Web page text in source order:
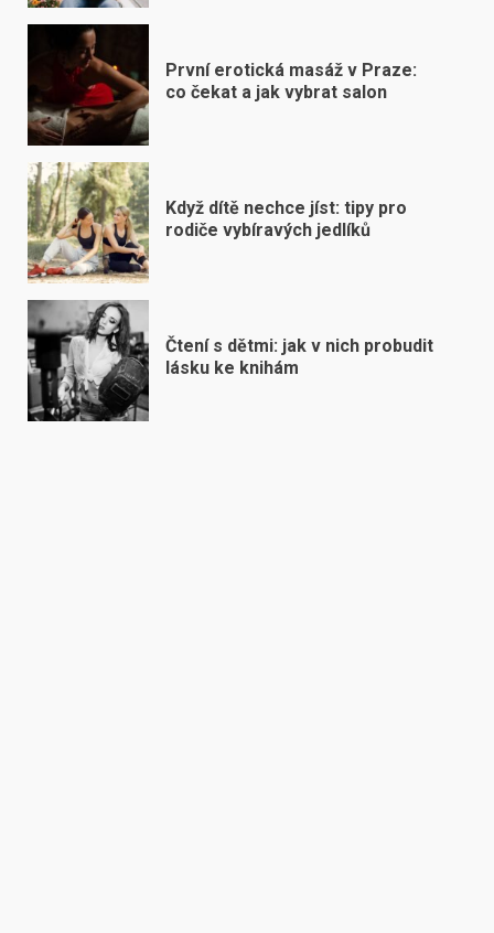
První erotická masáž v Praze:
co čekat a jak vybrat salon
Když dítě nechce jíst: tipy pro
rodiče vybíravých jedlíků
Čtení s dětmi: jak v nich probudit
lásku ke knihám